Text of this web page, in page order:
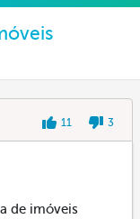
11 3
de imóveis